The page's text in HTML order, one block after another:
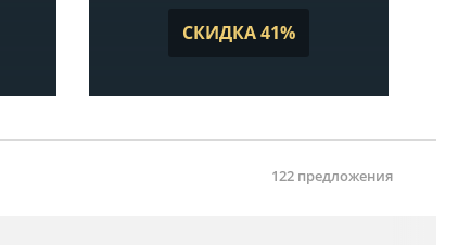
СКИДКА 41%
122 предложения